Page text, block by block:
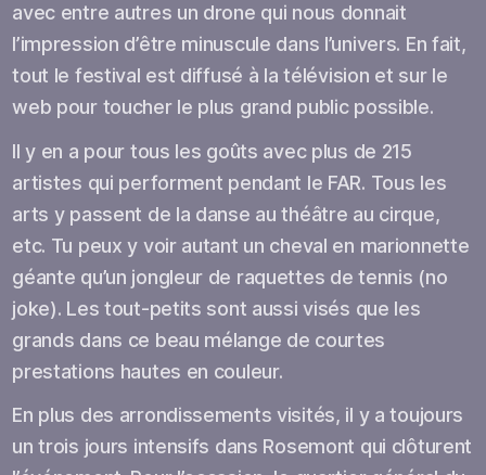
avec entre autres un drone qui nous donnait
l’impression d’être minuscule dans l’univers. En fait,
tout le festival est diffusé à la télévision et sur le
web pour toucher le plus grand public possible.
Il y en a pour tous les goûts avec plus de 215
artistes qui performent pendant le FAR. Tous les
arts y passent de la danse au théâtre au cirque,
etc. Tu peux y voir autant un cheval en marionnette
géante qu’un jongleur de raquettes de tennis (no
joke). Les tout-petits sont aussi visés que les
grands dans ce beau mélange de courtes
prestations hautes en couleur.
En plus des arrondissements visités, il y a toujours
un trois jours intensifs dans Rosemont qui clôturent